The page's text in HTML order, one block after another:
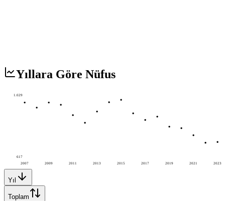
Yıllara Göre Nüfus
2007 2009 2011 2013 2015 2017 2019 2021 2023
1.029
617
Yıl
Toplam